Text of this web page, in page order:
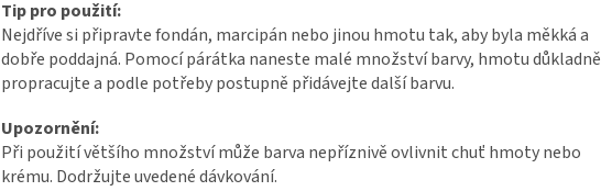
Tip pro použití:
Nejdříve si připravte fondán, marcipán nebo jinou hmotu tak, aby byla měkká a
dobře poddajná. Pomocí párátka naneste malé množství barvy, hmotu důkladně
propracujte a podle potřeby postupně přidávejte další barvu.
Upozornění:
Při použití většího množství může barva nepříznivě ovlivnit chuť hmoty nebo
krému. Dodržujte uvedené dávkování.